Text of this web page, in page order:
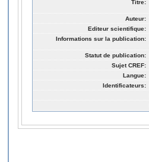
Titre:
Auteur:
Editeur scientifique:
Informations sur la publication:
Statut de publication:
Sujet CREF:
Langue:
Identificateurs: